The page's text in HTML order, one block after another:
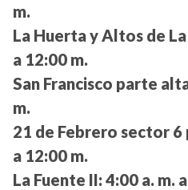
m.
La Huerta y Altos de
a 12:00 m.
San Francisco parte
m.
21 de Febrero sector
a 12:00 m.
La Fuente II: 4:00 a. m.